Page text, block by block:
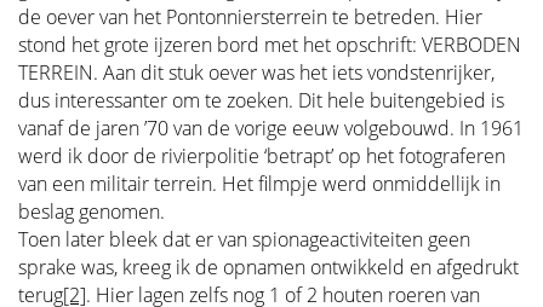
de oever van het Pontonniersterrein te betreden. Hier
stond het grote ijzeren bord met het opschrift: VERBODEN
TERREIN. Aan dit stuk oever was het iets vondstenrijker,
dus interessanter om te zoeken. Dit hele buitengebied is
vanaf de jaren ’70 van de vorige eeuw volgebouwd. In 1961
werd ik door de rivierpolitie ‘betrapt’ op het fotograferen
van een militair terrein. Het filmpje werd onmiddellijk in
beslag genomen.
Toen later bleek dat er van spionageactiviteiten geen
sprake was, kreeg ik de opnamen ontwikkeld en afgedrukt
terug[2]. Hier lagen zelfs nog 1 of 2 houten roeren van